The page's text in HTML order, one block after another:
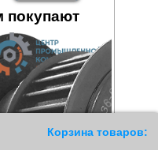
Корзина товаров:
покупают
209